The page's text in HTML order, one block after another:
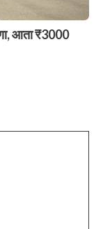
आता ₹3000